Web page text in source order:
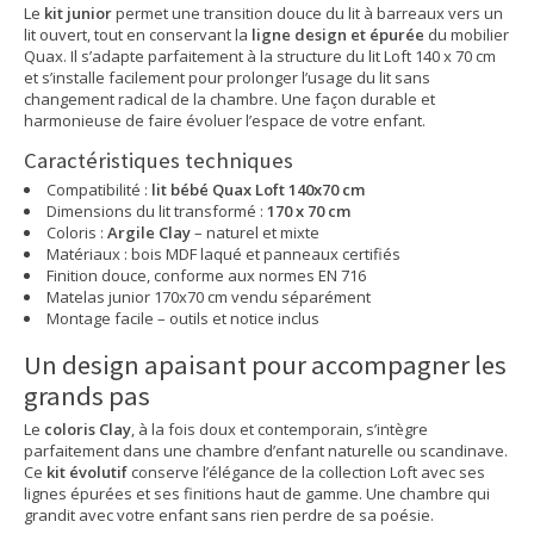
Le kit juniorpermet une transition douce du lit à barreaux vers un
lit ouvert, tout en conservant la ligne design et épurée du mobilier
Quax. Il s’adapte parfaitement à la structure du lit Loft 140 x 70 cm
et s’installe facilement pour prolonger l’usage du lit sans
changement radical de la chambre. Une façon durable et
harmonieuse de faire évoluer l’espace de votre enfant.
Caractéristiques techniques
Compatibilité : lit bébé Quax Loft 140x70 cm
Dimensions du lit transformé : 170 x 70 cm
Coloris : Argile Clay– naturel et mixte
Matériaux : bois MDF laqué et panneaux certifiés
Finition douce, conforme aux normes EN 716
Matelas junior 170x70 cm vendu séparément
Montage facile – outils et notice inclus
Un design apaisant pour accompagner les
grands pas
Le coloris Clay, à la fois doux et contemporain, s’intègre
parfaitement dans une chambre d’enfant naturelle ou scandinave.
Ce kit évolutif conserve l’élégance de la collection Loft avec ses
lignes épurées et ses finitions haut de gamme. Une chambre qui
grandit avec votre enfant sans rien perdre de sa poésie.